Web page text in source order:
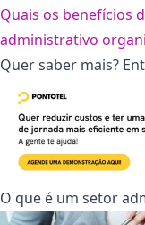
Quais os benefícios
administrativo
Quer saber mais?
O que é um setor